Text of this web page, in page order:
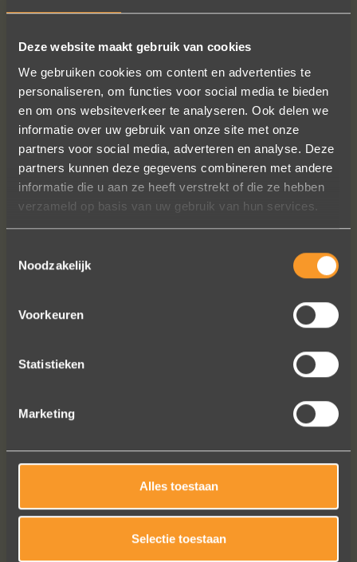
Deze website maakt gebruik van cookies
We gebruiken cookies om content en advertenties te
personaliseren, om functies voor social media te bieden
en om ons websiteverkeer te analyseren. Ook delen we
informatie over uw gebruik van onze site met onze
partners voor social media, adverteren en analyse. Deze
partners kunnen deze gegevens combineren met andere
informatie die u aan ze heeft verstrekt of die ze hebben
verzameld op basis van uw gebruik van hun services.
Noodzakelijk
Voorkeuren
Statistieken
Marketing
Alles toestaan
Selectie toestaan